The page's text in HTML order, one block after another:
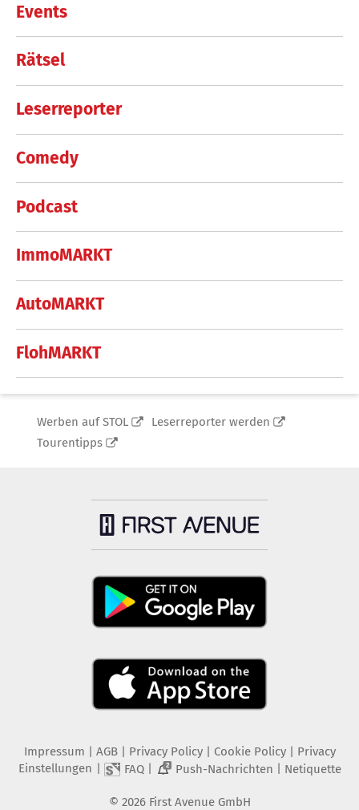
Events
Rätsel
Leserreporter
Comedy
Podcast
ImmoMARKT
AutoMARKT
FlohMARKT
Werben auf STOL
Leserreporter werden
Tourentipps
Impressum AGB Privacy Policy| Cookie Policy| Privacy
Einstellungen
FAQ| 2 Push-Nachrichten Netiquette
© 2026 First Avenue GmbH